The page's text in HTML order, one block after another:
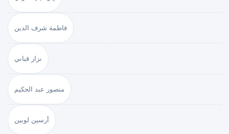
فاطمة شرف الدين
نزار قباني
منصور عبد الحكيم
أرسين لوبين